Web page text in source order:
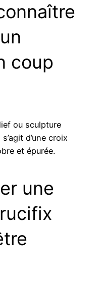
coup
ou sculpture
d’une croix
et épurée.
une